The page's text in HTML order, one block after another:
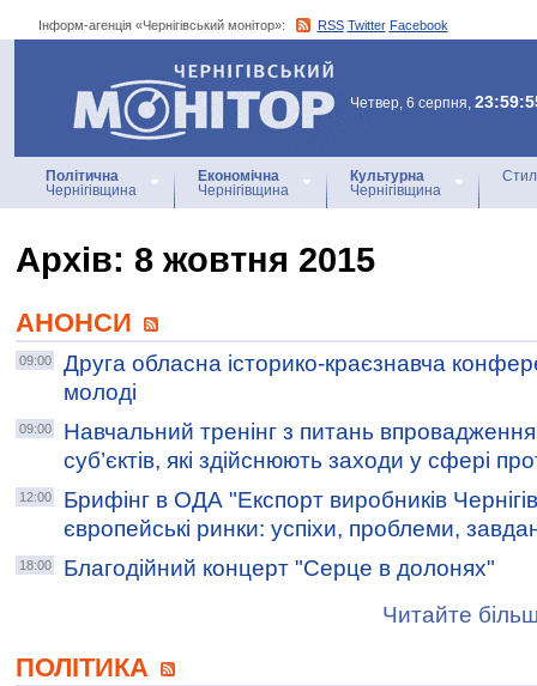
Інформ-агенція «Чернігівський монітор»: RSS Twitter Facebook
Інформ-агенція
«Чернігівський монітор»
Четвер, 6 серпня,
Політична
Чернігівщина
Економічна
Чернігівщина
Культурна
Чернігівщина
Архiв: 8 жовтня 2015
АНОНСИ
09:00
Друга обласна історико-краєзнавча
молоді
09:00
Навчальний тренінг з питань
суб’єктів, які здійснюють заходи у сфері
12:00
Брифінг в ОДА "Експорт виробників
європейські ринки: успіхи, проблеми,
18:00
Благодійний концерт "Серце в долонях"
Читайте
ПОЛІТИКА